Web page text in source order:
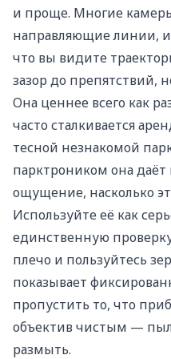
и проще. Многие
направляющие линии,
что вы видите
зазор до препятствий,
Она ценнее всего как
часто сталкивается
тесной незнакомой
парктроником она даёт
ощущение, насколько
Используйте её как
единственную
плечо и пользуйтесь
показывает
пропустить то, что
объектив чистым —
размыть.